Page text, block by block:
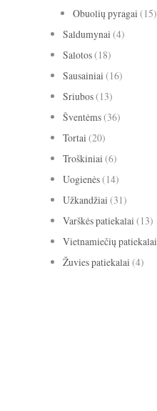
Obuolių pyragai (15)
Saldumynai (4)
Salotos(18)
Sausainiai (16)
Sriubos(13)
Šventėms(36)
Tortai (20)
Troškiniai (6)
Uogienės(14)
Užkandžiai (31)
Varškės patiekalai (13)
Vietnamiečių patiekalai
Žuvies patiekalai (4)